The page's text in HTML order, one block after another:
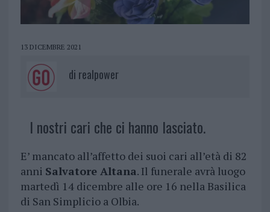
13 DICEMBRE 2021
di realpower
I nostri cari che ci hanno lasciato.
E’ mancato all’affetto dei suoi cari all’età di 82
anni Salvatore Altana. Il funerale avrà luogo
martedì 14 dicembre alle ore 16 nella Basilica
di San Simplicio a Olbia.